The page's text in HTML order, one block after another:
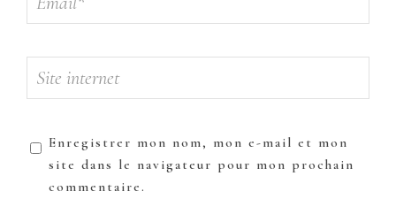
Enregistrer mon nom, mon e-mail et mon
site dans le navigateur pour mon prochain
commentaire.